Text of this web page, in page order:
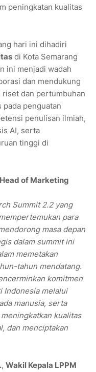
peningkatan kualitas
hari ini dihadiri
di Kota Semarang
ini menjadi wadah
dan mendukung
dan pertumbuhan
penguatan
penulisan ilmiah,
AI, serta
tinggi di
of Marketing
Summit 2.2 yang
para
masa depan
dalam summit ini
memetakan
tahun mendatang.
komitmen
Indonesia melalui
manusia, serta
kualitas
dan menciptakan
, Wakil Kepala LPPM